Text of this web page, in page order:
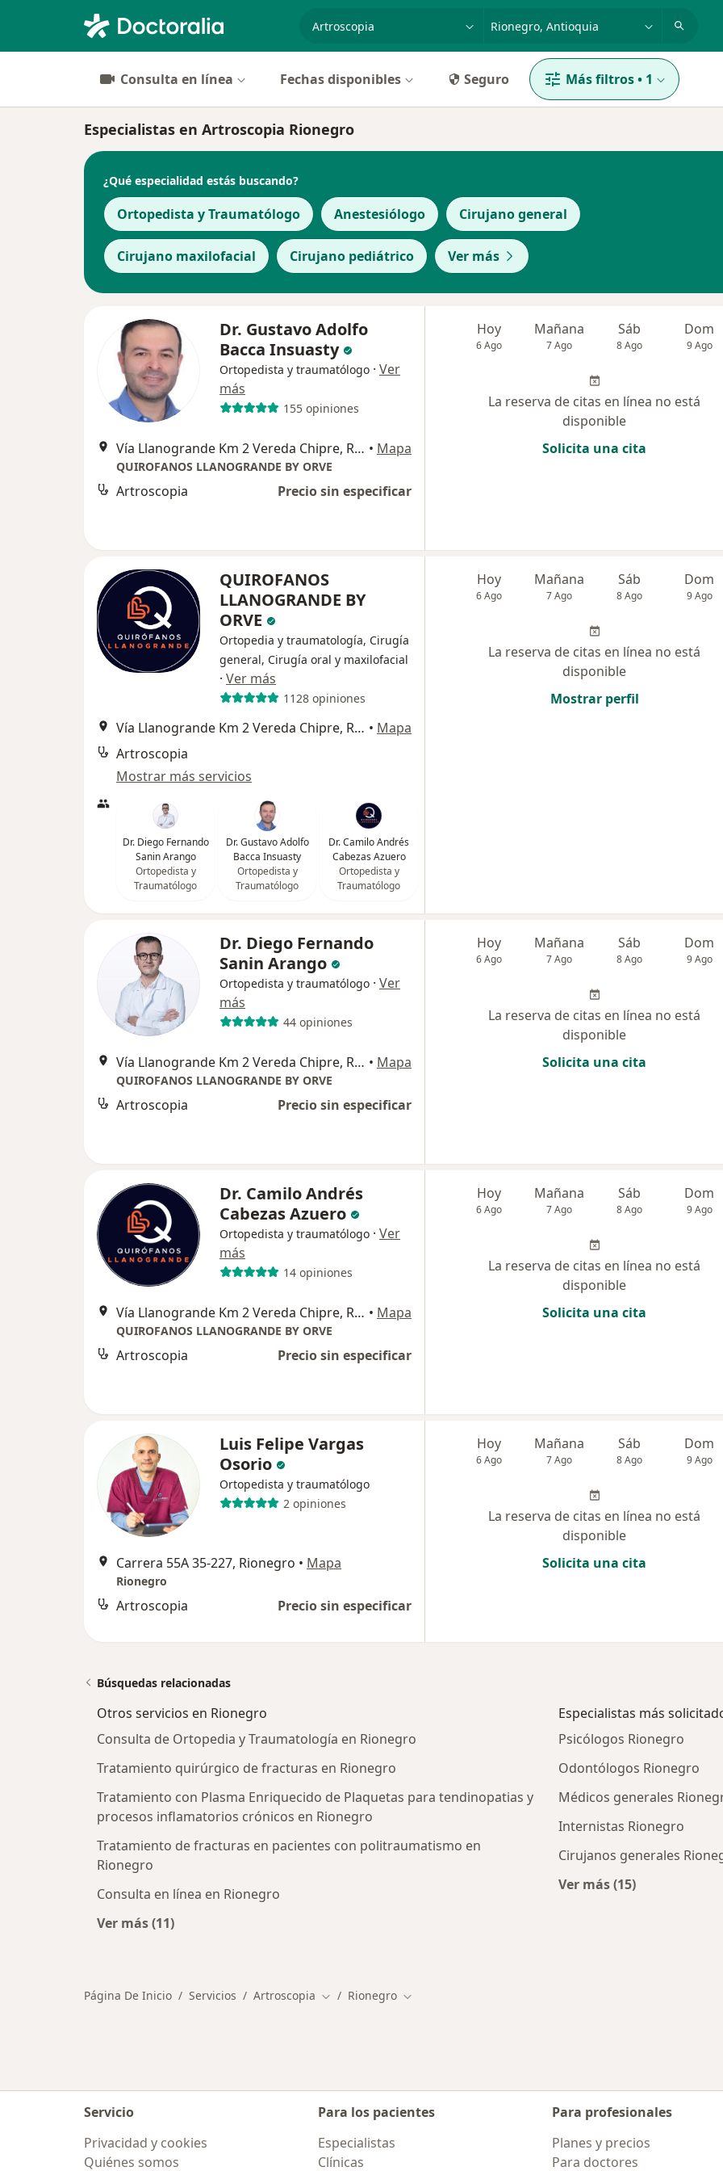
Consulta en línea Fechas disponibles Seguro Más filtros• 1
Especialistas en Artroscopia Rionegro
¿Qué especialidad estás buscando?
Ortopedista y Traumatólogo Anestesiólogo Cirujano general
Cirujano maxilofacial Cirujano pediátrico Ver más
Dr. Gustavo Adolfo
Bacca Insuasty
Ortopedista y traumatólogo · Ver
más
155 opiniones
Vía Llanogrande Km 2 Vereda Chipre, Rionegro • Mapa
QUIROFANOS LLANOGRANDE BY ORVE
Artroscopia Precio sin especificar
Hoy
6 Ago
Mañana
7 Ago
Sáb
8 Ago
Dom
9 Ago
La reserva de citas en línea no está
disponible
Solicita una cita
QUIROFANOS
LLANOGRANDE BY
ORVE
Ortopedia y traumatología, Cirugía
general, Cirugía oral y maxilofacial
· Ver más
1128 opiniones
Vía Llanogrande Km 2 Vereda Chipre, Rionegro • Mapa
Artroscopia
Mostrar más servicios
Dr. Diego Fernando
Sanin Arango
Ortopedista y
Traumatólogo
Dr. Gustavo Adolfo
Bacca Insuasty
Ortopedista y
Traumatólogo
Dr. Camilo Andrés
Cabezas Azuero
Ortopedista y
Traumatólogo
Hoy
6 Ago
Mañana
7 Ago
Sáb
8 Ago
Dom
9 Ago
La reserva de citas en línea no está
disponible
Mostrar perfil
Dr. Diego Fernando
Sanin Arango
Ortopedista y traumatólogo · Ver
más
44 opiniones
Vía Llanogrande Km 2 Vereda Chipre, Rionegro • Mapa
QUIROFANOS LLANOGRANDE BY ORVE
Artroscopia Precio sin especificar
Hoy
6 Ago
Mañana
7 Ago
Sáb
8 Ago
Dom
9 Ago
La reserva de citas en línea no está
disponible
Solicita una cita
Dr. Camilo Andrés
Cabezas Azuero
Ortopedista y traumatólogo · Ver
más
14 opiniones
Vía Llanogrande Km 2 Vereda Chipre, Rionegro • Mapa
QUIROFANOS LLANOGRANDE BY ORVE
Artroscopia Precio sin especificar
Hoy
6 Ago
Mañana
7 Ago
Sáb
8 Ago
Dom
9 Ago
La reserva de citas en línea no está
disponible
Solicita una cita
Luis Felipe Vargas
Osorio
Ortopedista y traumatólogo
2 opiniones
Carrera 55A 35-227, Rionegro • Mapa
Rionegro
Artroscopia Precio sin especificar
Hoy
6 Ago
Mañana
7 Ago
Sáb
8 Ago
Dom
9 Ago
La reserva de citas en línea no está
disponible
Solicita una cita
Búsquedas relacionadas
Otros servicios en Rionegro
Consulta de Ortopedia y Traumatología en Rionegro
Tratamiento quirúrgico de fracturas en Rionegro
Tratamiento con Plasma Enriquecido de Plaquetas para tendinopatias y
procesos inflamatorios crónicos en Rionegro
Tratamiento de fracturas en pacientes con politraumatismo en
Rionegro
Consulta en línea en Rionegro
Ver más (11)
Especialistas más
Psicólogos Rionegro
Odontólogos Rionegro
Médicos generales
Internistas Rionegro
Cirujanos generales
Ver más (15)
Página De Inicio Servicios Artroscopia Cambiar de ciudad
Rionegro Cambiar de ciudad
Servicio
Privacidad y cookies
Quiénes somos
Para los pacientes
Especialistas
Clínicas
Para profesionales
Planes y precios
Para doctores